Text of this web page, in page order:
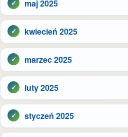
maj 2025
kwiecień 2025
marzec 2025
luty 2025
styczeń 2025